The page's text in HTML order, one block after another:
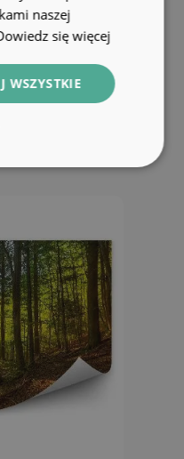
trawa
naszej
się więcej
WSZYSTKIE